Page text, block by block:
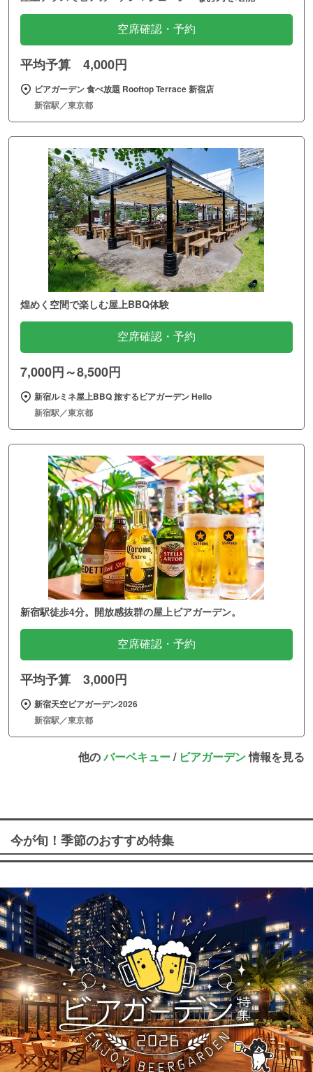
空席確認・予約
平均予算 4,000円
ビアガーデン 食べ放題 Rooftop Terrace 新宿店
新宿駅／東京都
煌めく空間で楽しむ屋上BBQ体験
空席確認・予約
7,000円～8,500円
新宿ルミネ屋上BBQ 旅するビアガーデン Hello
新宿駅／東京都
新宿駅徒歩4分。開放感抜群の屋上ビアガーデン。
空席確認・予約
平均予算 3,000円
新宿天空ビアガーデン2026
新宿駅／東京都
他のバーベキュー/ ビアガーデン情報を見る
今が旬！季節のおすすめ特集